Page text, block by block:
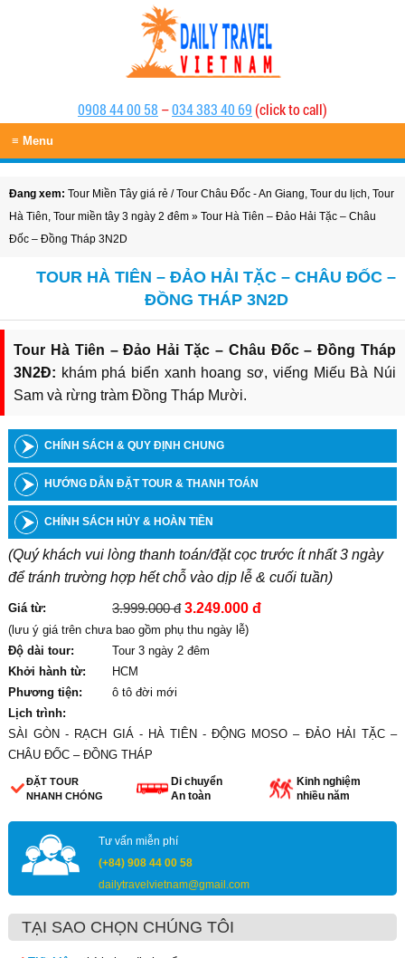
0908 44 00 58 –034 383 40 69 (click to call)
≡ Menu
Đang xem: Tour Miền Tây giá rẻ /Tour Châu Đốc - An Giang, Tour du lịch, Tour
Hà Tiên, Tour miền tây 3 ngày 2 đêm » Tour Hà Tiên – Đảo Hải Tặc – Châu
Đốc – Đồng Tháp 3N2D
TOUR HÀ TIÊN – ĐẢO HẢI TẶC – CHÂU ĐỐC –
ĐỒNG THÁP 3N2D
Tour Hà Tiên – Đảo Hải Tặc – Châu Đốc – Đồng Tháp
3N2Đ: khám phá biển xanh hoang sơ, viếng Miếu Bà Núi
Sam và rừng tràm Đồng Tháp Mười.
CHÍNH SÁCH & QUY ĐỊNH CHUNG
HƯỚNG DẪN ĐẶT TOUR & THANH TOÁN
CHÍNH SÁCH HỦY & HOÀN TIỀN
(Quý khách vui lòng thanh toán/đặt cọc trước ít nhất 3 ngày
để tránh trường hợp hết chỗ vào dịp lễ & cuối tuần)
Giá từ: 3.999.000 đ 3.249.000 đ
(lưu ý giá trên chưa bao gồm phụ thu ngày lễ)
Độ dài tour:
Tour 3 ngày 2 đêm
Khởi hành từ:
HCM
Phương tiện:
ô tô đời mới
Lịch trình:
SÀI GÒN - RẠCH GIÁ - HÀ TIÊN - ĐỘNG MOSO – ĐẢO HẢI TẶC –
CHÂU ĐỐC – ĐỒNG THÁP
ĐẶT TOUR
NHANH CHÓNG
Di chuyển
An toàn
Kinh nghiệm
nhiều năm
Tư vấn miễn phí
(+84) 908 44 00 58
dailytravelvietnam@gmail.com
TẠI SAO CHỌN CHÚNG TÔI